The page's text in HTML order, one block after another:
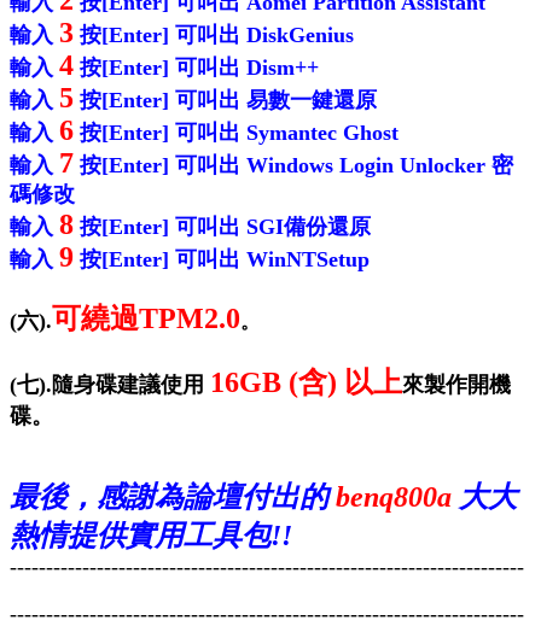
輸入 3 按[Enter] 可叫出 DiskGenius
輸入 4 按[Enter] 可叫出 Dism++
輸入 5 按[Enter] 可叫出 易數一鍵還原
輸入 6 按[Enter] 可叫出 Symantec Ghost
輸入 7 按[Enter] 可叫出 Windows Login Unlocker 密
碼修改
輸入 8 按[Enter] 可叫出 SGI備份還原
輸入 9 按[Enter] 可叫出 WinNTSetup
(六).可繞過TPM2.0。
(七).隨身碟建議使用 16GB (含) 以上來製作開機
碟。
最後，感謝為論壇付出的benq800a 大大
熱情提供實用工具包!!
-----------------------------------------------------------------------
-----------------------------------------------------------------------